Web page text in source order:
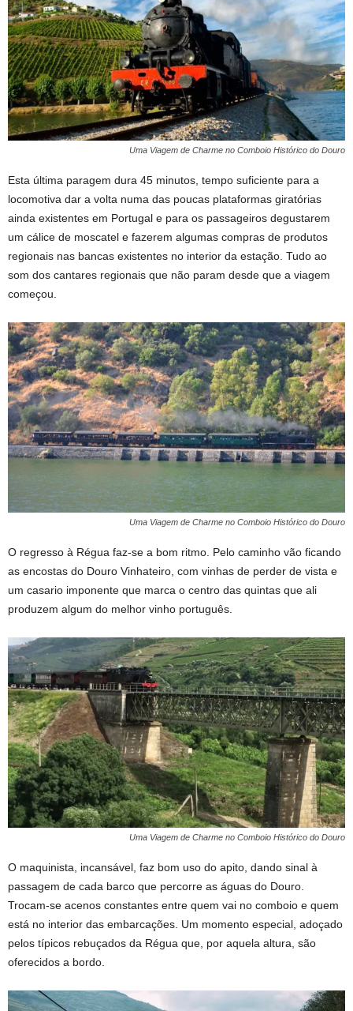
Uma Viagem de Charme no Comboio Histórico do Douro
Esta última paragem dura 45 minutos, tempo suficiente para a
locomotiva dar a volta numa das poucas plataformas giratórias
ainda existentes em Portugal e para os passageiros degustarem
um cálice de moscatel e fazerem algumas compras de produtos
regionais nas bancas existentes no interior da estação. Tudo ao
som dos cantares regionais que não param desde que a viagem
começou.
Uma Viagem de Charme no Comboio Histórico do Douro
O regresso à Régua faz-se a bom ritmo. Pelo caminho vão ficando
as encostas do Douro Vinhateiro, com vinhas de perder de vista e
um casario imponente que marca o centro das quintas que ali
produzem algum do melhor vinho português.
Uma Viagem de Charme no Comboio Histórico do Douro
O maquinista, incansável, faz bom uso do apito, dando sinal à
passagem de cada barco que percorre as águas do Douro.
Trocam-se acenos constantes entre quem vai no comboio e quem
está no interior das embarcações. Um momento especial, adoçado
pelos típicos rebuçados da Régua que, por aquela altura, são
oferecidos a bordo.